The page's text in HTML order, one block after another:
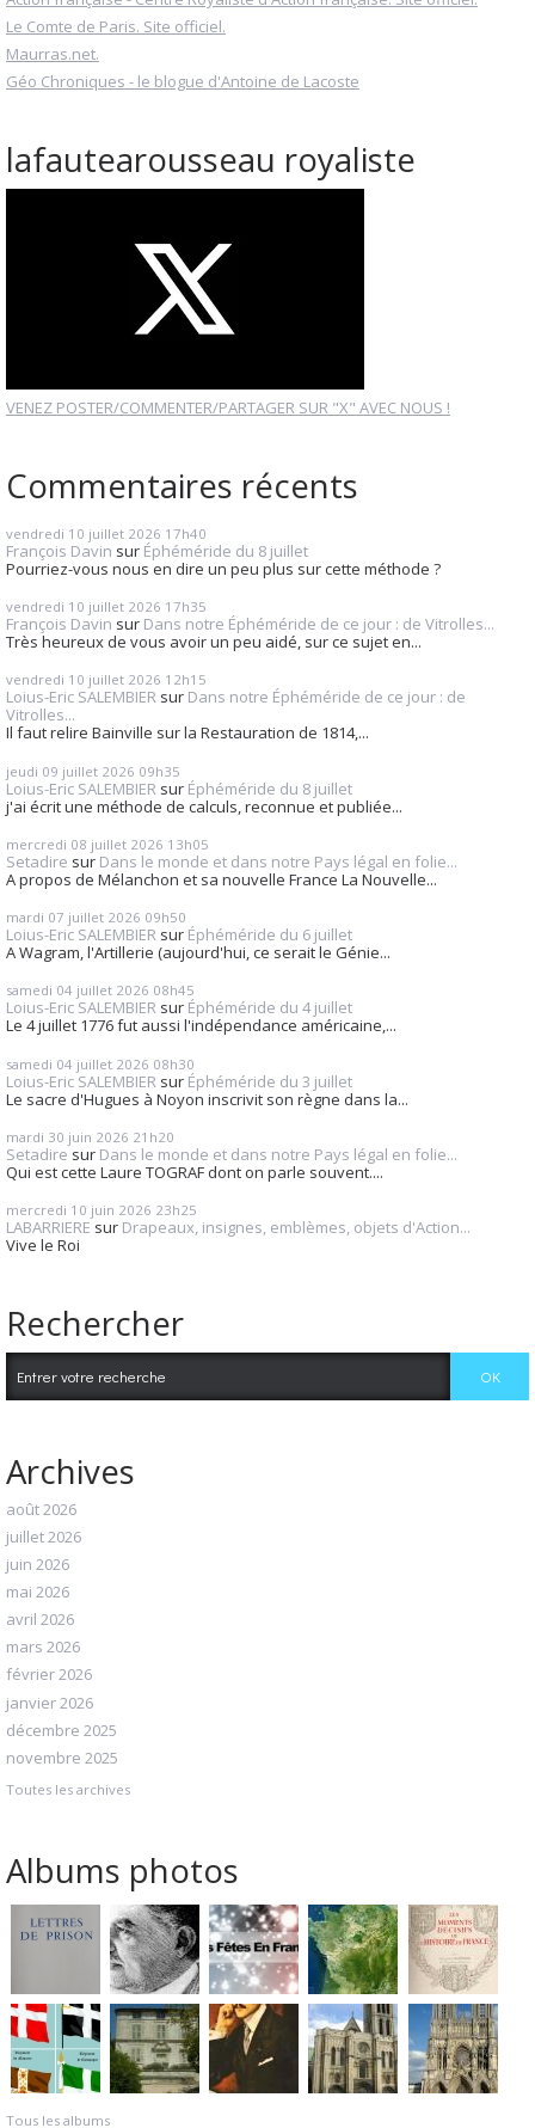
Le Comte de Paris. Site officiel.
Maurras.net.
Géo Chroniques - le blogue d'Antoine de Lacoste
lafautearousseau royaliste
VENEZ POSTER/COMMENTER/PARTAGER SUR "X" AVEC NOUS !
Commentaires récents
vendredi 10 juillet 2026 17h40
François Davin sur Éphéméride du 8 juillet
Pourriez-vous nous en dire un peu plus sur cette méthode ?
vendredi 10 juillet 2026 17h35
François Davin sur Dans notre Éphéméride de ce jour : de Vitrolles...
Très heureux de vous avoir un peu aidé, sur ce sujet en...
vendredi 10 juillet 2026 12h15
Loius-Eric SALEMBIER sur Dans notre Éphéméride de ce jour : de
Vitrolles...
Il faut relire Bainville sur la Restauration de 1814,...
jeudi 09 juillet 2026 09h35
Loius-Eric SALEMBIER sur Éphéméride du 8 juillet
j'ai écrit une méthode de calculs, reconnue et publiée...
mercredi 08 juillet 2026 13h05
Setadire sur Dans le monde et dans notre Pays légal en folie...
A propos de Mélanchon et sa nouvelle France La Nouvelle...
mardi 07 juillet 2026 09h50
Loius-Eric SALEMBIER sur Éphéméride du 6 juillet
A Wagram, l'Artillerie (aujourd'hui, ce serait le Génie...
samedi 04 juillet 2026 08h45
Loius-Eric SALEMBIER sur Éphéméride du 4 juillet
Le 4 juillet 1776 fut aussi l'indépendance américaine,...
samedi 04 juillet 2026 08h30
Loius-Eric SALEMBIER sur Éphéméride du 3 juillet
Le sacre d'Hugues à Noyon inscrivit son règne dans la...
mardi 30 juin 2026 21h20
Setadire sur Dans le monde et dans notre Pays légal en folie...
Qui est cette Laure TOGRAF dont on parle souvent....
mercredi 10 juin 2026 23h25
LABARRIERE sur Drapeaux, insignes, emblèmes, objets d'Action...
Vive le Roi
Rechercher
Archives
août 2026
juillet 2026
juin 2026
mai 2026
avril 2026
mars 2026
février 2026
janvier 2026
décembre 2025
novembre 2025
Toutes les archives
Albums photos
Tous les albums